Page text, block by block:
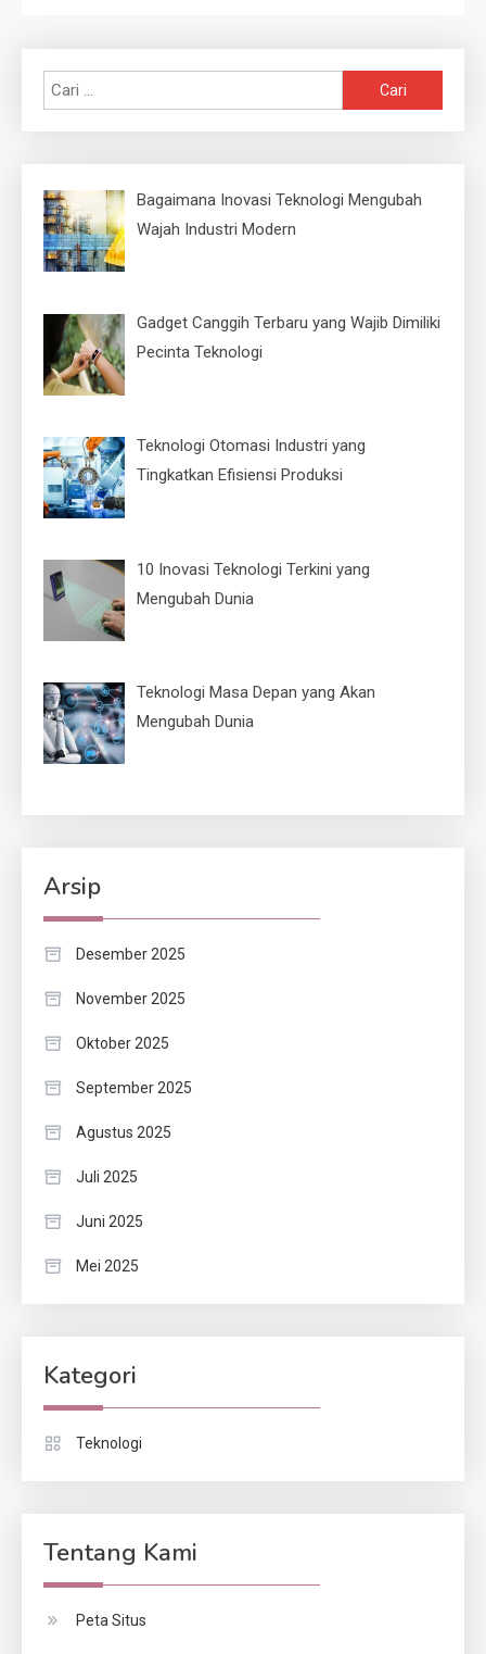
untuk:
Bagaimana Inovasi Teknologi Mengubah
Wajah Industri Modern
Gadget Canggih Terbaru yang Wajib Dimiliki
Pecinta Teknologi
Teknologi Otomasi Industri yang
Tingkatkan Efisiensi Produksi
10 Inovasi Teknologi Terkini yang
Mengubah Dunia
Teknologi Masa Depan yang Akan
Mengubah Dunia
Arsip
Desember 2025
November 2025
Oktober 2025
September 2025
Agustus 2025
Juli 2025
Juni 2025
Mei 2025
Kategori
Teknologi
Tentang Kami
Peta Situs